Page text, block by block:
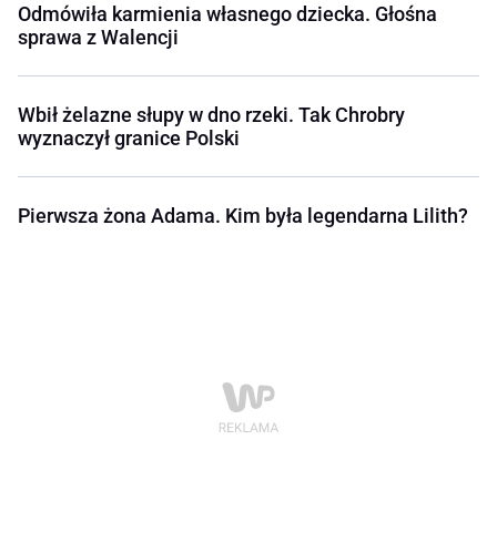
Odmówiła karmienia własnego dziecka. Głośna
sprawa z Walencji
Wbił żelazne słupy w dno rzeki. Tak Chrobry
wyznaczył granice Polski
Pierwsza żona Adama. Kim była legendarna Lilith?